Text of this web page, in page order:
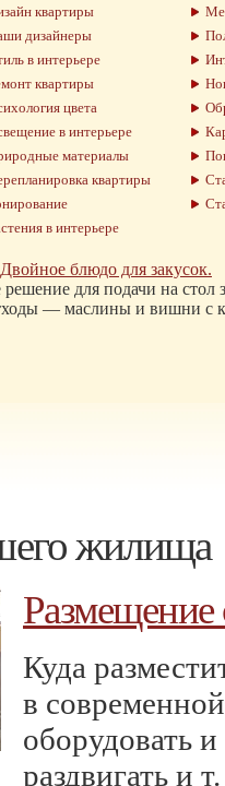
квартиры
дизайнеры
в интерьере
квартиры
цвета
в интерьере
материалы
квартиры
в интерьере
Двойное блюдо для закусок.
для подачи на стол
— маслины и вишни с
жилища
Размещение
Куда
в
оборудовать
раздвигать и